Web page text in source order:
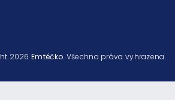
2026Emtéčko. Všechna práva vyhrazena.